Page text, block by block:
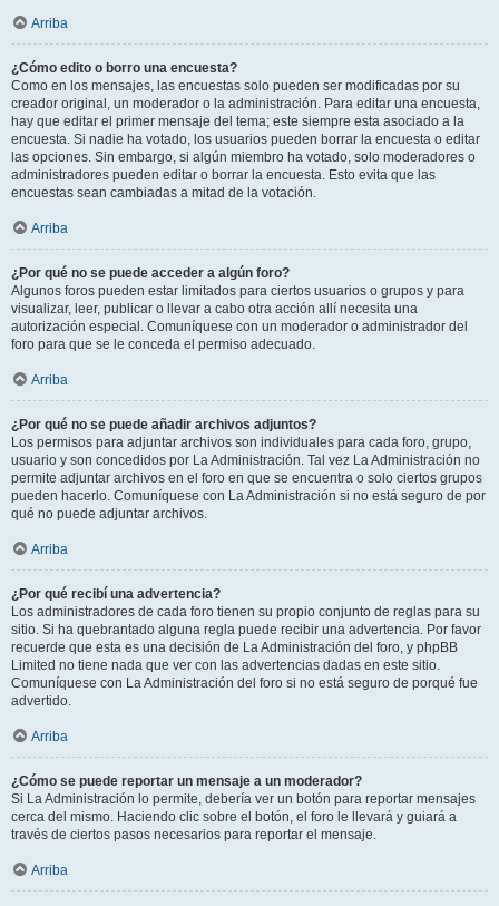
Arriba
¿Cómo edito o borro una encuesta?
Como en los mensajes, las encuestas solo pueden ser modificadas por su
creador original, un moderador o la administración. Para editar una encuesta,
hay que editar el primer mensaje del tema; este siempre esta asociado a la
encuesta. Si nadie ha votado, los usuarios pueden borrar la encuesta o editar
las opciones. Sin embargo, si algún miembro ha votado, solo moderadores o
administradores pueden editar o borrar la encuesta. Esto evita que las
encuestas sean cambiadas a mitad de la votación.
Arriba
¿Por qué no se puede acceder a algún foro?
Algunos foros pueden estar limitados para ciertos usuarios o grupos y para
visualizar, leer, publicar o llevar a cabo otra acción allí necesita una
autorización especial. Comuníquese con un moderador o administrador del
foro para que se le conceda el permiso adecuado.
Arriba
¿Por qué no se puede añadir archivos adjuntos?
Los permisos para adjuntar archivos son individuales para cada foro, grupo,
usuario y son concedidos por La Administración. Tal vez La Administración no
permite adjuntar archivos en el foro en que se encuentra o solo ciertos grupos
pueden hacerlo. Comuníquese con La Administración si no está seguro de por
qué no puede adjuntar archivos.
Arriba
¿Por qué recibí una advertencia?
Los administradores de cada foro tienen su propio conjunto de reglas para su
sitio. Si ha quebrantado alguna regla puede recibir una advertencia. Por favor
recuerde que esta es una decisión de La Administración del foro, y phpBB
Limited no tiene nada que ver con las advertencias dadas en este sitio.
Comuníquese con La Administración del foro si no está seguro de porqué fue
advertido.
Arriba
¿Cómo se puede reportar un mensaje a un moderador?
Si La Administración lo permite, debería ver un botón para reportar mensajes
cerca del mismo. Haciendo clic sobre el botón, el foro le llevará y guiará a
través de ciertos pasos necesarios para reportar el mensaje.
Arriba